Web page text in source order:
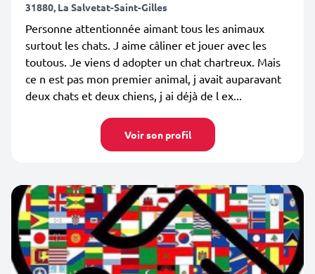
31880, La Salvetat-Saint-Gilles
Personne attentionnée aimant tous les animaux
surtout les chats. J aime câliner et jouer avec les
toutous. Je viens d adopter un chat chartreux. Mais
ce n est pas mon premier animal, j avait auparavant
deux chats et deux chiens, j ai déjà de l ex...
Voir son profil